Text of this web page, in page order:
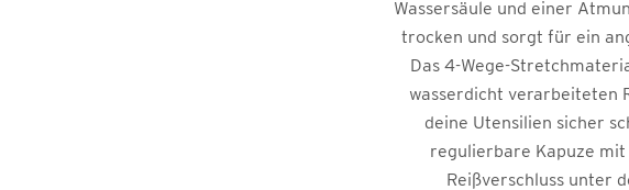
Wassersäule und einer
trocken und sorgt für ein
Das 4-Wege-
wasserdicht verarbeiteten
deine Utensilien sicher
regulierbare Kapuze
Reißverschluss unter